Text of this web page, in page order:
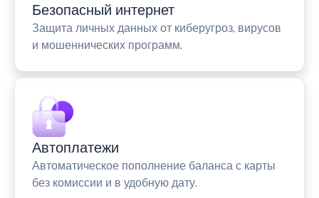
Безопасный интернет
Защита личных данных от киберугроз, вирусов
и мошеннических программ.
Автоплатежи
Автоматическое пополнение баланса с карты
без комиссии и в удобную дату.